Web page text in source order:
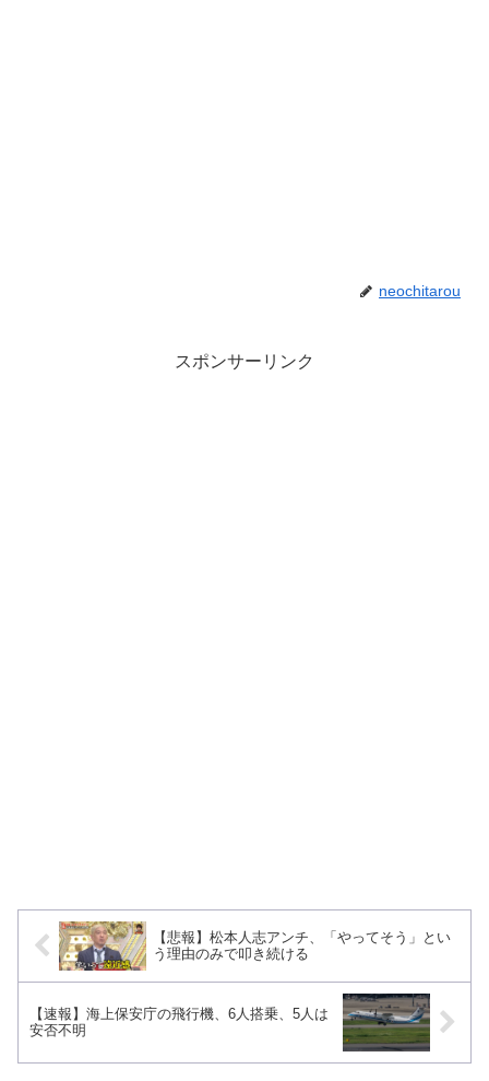
neochitarou
スポンサーリンク
【悲報】松本人志アンチ、「やってそう」とい
う理由のみで叩き続ける
【速報】海上保安庁の飛行機、6人搭乗、5人は
安否不明